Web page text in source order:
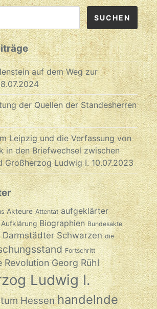
auf dem Weg zur
der Quellen der Standesherren
Leipzig und die Verfassung von
in den Briefwechsel zwischen
Großherzog Ludwig I. 10.07.2023
Akteure Attentat aufgeklärter
Aufklärung Biographien Bundesakte
Darmstädter Schwarzen die
Fortschritt
Revolution Georg Rühl
Ludwig I.
Hessen handelnde